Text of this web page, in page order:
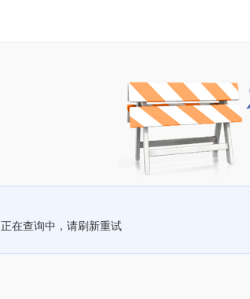
正在查询中，请刷新重试